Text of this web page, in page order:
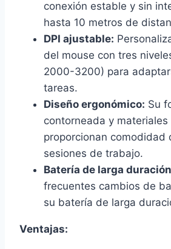
conexión estable y sin
hasta 10 metros de
DPI ajustable:
del mouse con tres
2000-3200) para
tareas.
Diseño ergonómico: Su
contorneada y
proporcionan comodidad
sesiones de trabajo.
Batería de larga
frecuentes cambios de
su batería de larga
Ventajas: